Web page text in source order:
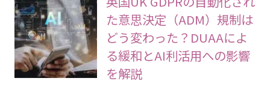
た意思決定（ADM）規制は
どう変わった？DUAAによ
る緩和とAI利活用への影響
を解説